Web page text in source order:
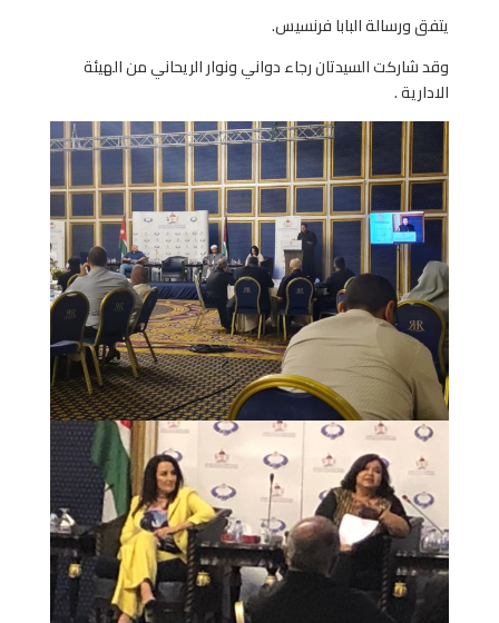
يتفق ورسالة البابا فرنسيس.
وقد شاركت السيدتان رجاء دواني ونوار الريحاني من الهيئة
الادارية .